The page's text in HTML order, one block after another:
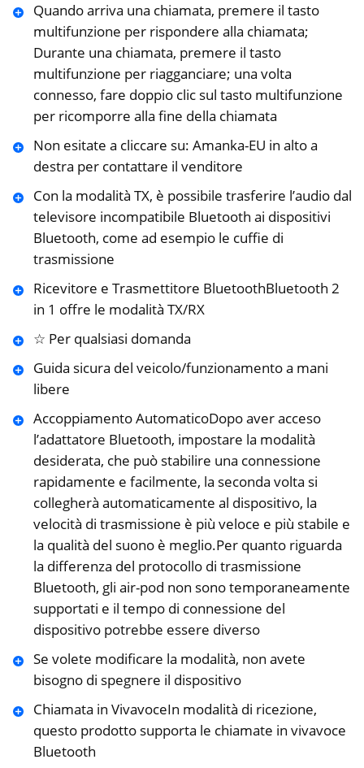
Quando arriva una chiamata, premere il tasto
multifunzione per rispondere alla chiamata;
Durante una chiamata, premere il tasto
multifunzione per riagganciare; una volta
connesso, fare doppio clic sul tasto multifunzione
per ricomporre alla fine della chiamata
Non esitate a cliccare su: Amanka-EU in alto a
destra per contattare il venditore
Con la modalità TX, è possibile trasferire l’audio dal
televisore incompatibile Bluetooth ai dispositivi
Bluetooth, come ad esempio le cuffie di
trasmissione
Ricevitore e Trasmettitore BluetoothBluetooth 2
in 1 offre le modalità TX/RX
☆ Per qualsiasi domanda
Guida sicura del veicolo/funzionamento a mani
libere
Accoppiamento AutomaticoDopo aver acceso
l’adattatore Bluetooth, impostare la modalità
desiderata, che può stabilire una connessione
rapidamente e facilmente, la seconda volta si
collegherà automaticamente al dispositivo, la
velocità di trasmissione è più veloce e più stabile e
la qualità del suono è meglio.Per quanto riguarda
la differenza del protocollo di trasmissione
Bluetooth, gli air-pod non sono temporaneamente
supportati e il tempo di connessione del
dispositivo potrebbe essere diverso
Se volete modificare la modalità, non avete
bisogno di spegnere il dispositivo
Chiamata in VivavoceIn modalità di ricezione,
questo prodotto supporta le chiamate in vivavoce
Bluetooth